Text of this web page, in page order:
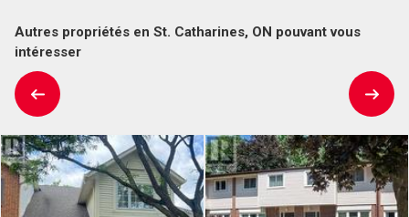
Autres propriétés en St. Catharines, ON pouvant vous
intéresser